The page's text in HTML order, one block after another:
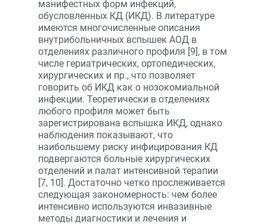
манифестных форм инфекций,
обусловленных КД (ИКД). В литературе
имеются многочисленные описания
внутрибольничных вспышек АОД в
отделениях различного профиля [9], в том
числе гериатрических, ортопедических,
хирургических и пр., что позволяет
говорить об ИКД как о нозокомиальной
инфекции. Теоретически в отделениях
любого профиля может быть
зарегистрирована вспышка ИКД, однако
наблюдения показывают, что
наибольшему риску инфицирования КД
подвергаются больные хирургических
отделений и палат интенсивной терапии
[7, 10]. Достаточно четко прослеживается
следующая закономерность: чем более
интенсивно используются инвазивные
методы диагностики и лечения и